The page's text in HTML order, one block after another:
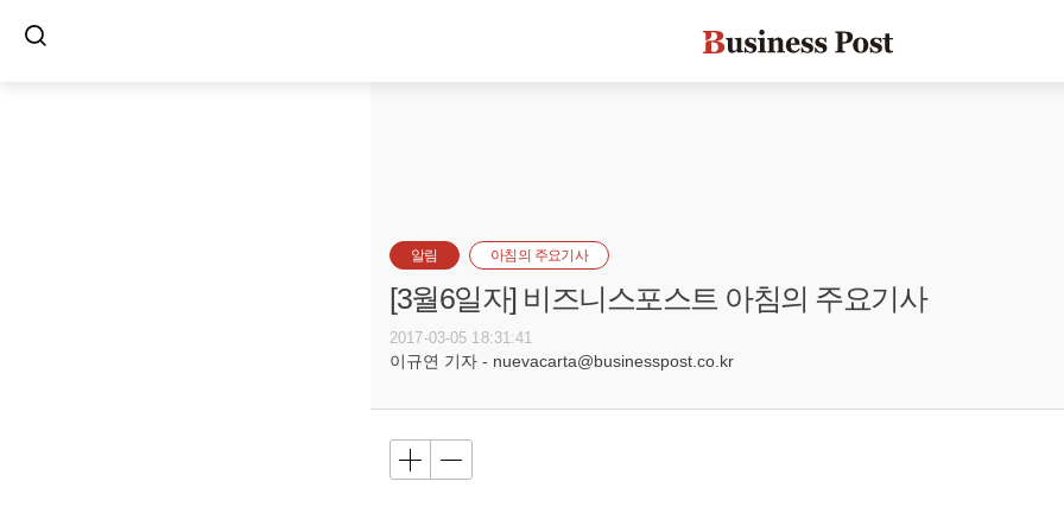
알림 아침의 주요기사
[3월6일자] 비즈니스포스트 아침의 주요기사
2017-03-05 18:31:41
이규연 기자 - nuevacarta@businesspost.co.kr